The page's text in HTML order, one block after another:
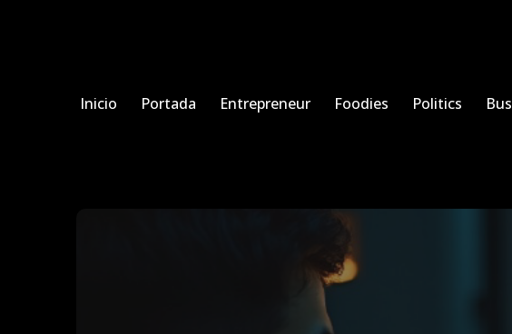
Inicio Portada Entrepreneur Foodies Politics